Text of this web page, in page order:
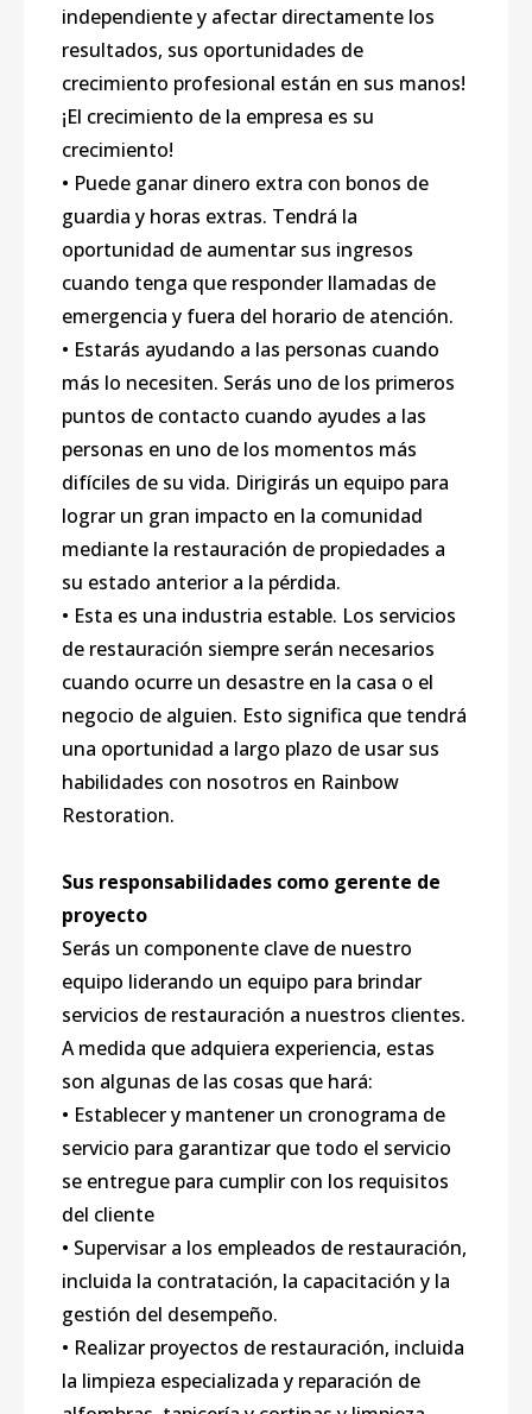
independiente y afectar directamente los
resultados, sus oportunidades de
crecimiento profesional están en sus manos!
¡El crecimiento de la empresa es su
crecimiento!
• Puede ganar dinero extra con bonos de
guardia y horas extras. Tendrá la
oportunidad de aumentar sus ingresos
cuando tenga que responder llamadas de
emergencia y fuera del horario de atención.
• Estarás ayudando a las personas cuando
más lo necesiten. Serás uno de los primeros
puntos de contacto cuando ayudes a las
personas en uno de los momentos más
difíciles de su vida. Dirigirás un equipo para
lograr un gran impacto en la comunidad
mediante la restauración de propiedades a
su estado anterior a la pérdida.
• Esta es una industria estable. Los servicios
de restauración siempre serán necesarios
cuando ocurre un desastre en la casa o el
negocio de alguien. Esto significa que tendrá
una oportunidad a largo plazo de usar sus
habilidades con nosotros en Rainbow
Restoration.
Sus responsabilidades como gerente de
proyecto
Serás un componente clave de nuestro
equipo liderando un equipo para brindar
servicios de restauración a nuestros clientes.
A medida que adquiera experiencia, estas
son algunas de las cosas que hará:
• Establecer y mantener un cronograma de
servicio para garantizar que todo el servicio
se entregue para cumplir con los requisitos
del cliente
• Supervisar a los empleados de restauración,
incluida la contratación, la capacitación y la
gestión del desempeño.
• Realizar proyectos de restauración, incluida
la limpieza especializada y reparación de